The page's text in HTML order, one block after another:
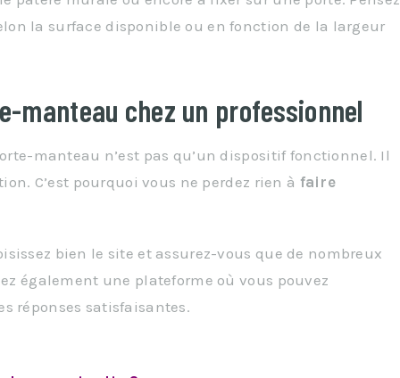
la surface disponible ou en fonction de la largeur
manteau chez un professionnel
manteau n’est pas qu’un dispositif fonctionnel. Il
C’est pourquoi vous ne perdez rien à faire
bien le site et assurez-vous que de nombreux
également une plateforme où vous pouvez
réponses satisfaisantes.